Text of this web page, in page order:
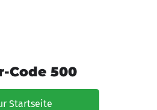
Code 500
Startseite